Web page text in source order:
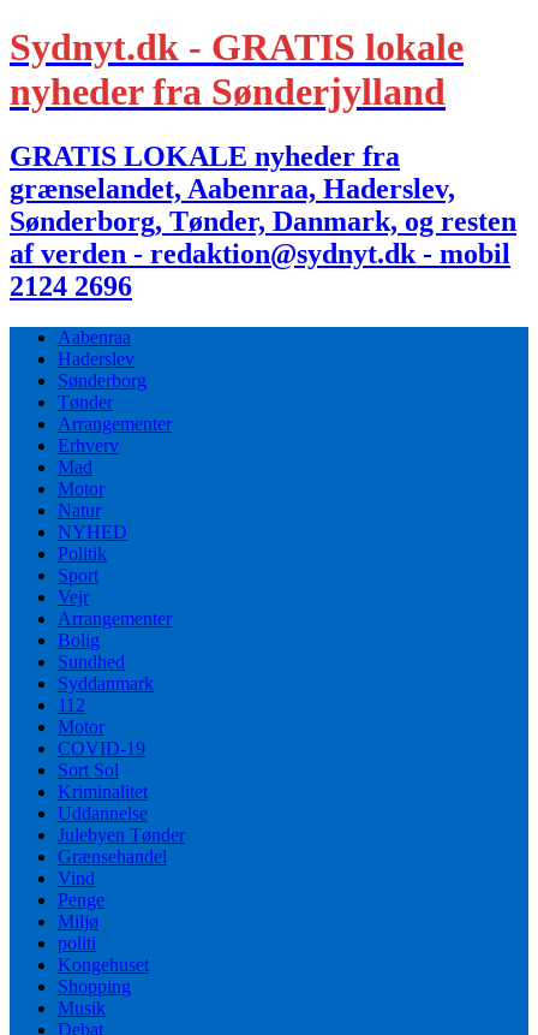
Sydnyt.dk - GRATIS lokale
nyheder fra Sønderjylland
GRATIS LOKALE nyheder fra
grænselandet, Aabenraa, Haderslev,
Sønderborg, Tønder, Danmark, og resten
af verden - redaktion@sydnyt.dk - mobil
2124 2696
Aabenraa
Haderslev
Sønderborg
Tønder
Arrangementer
Erhverv
Mad
Motor
Natur
NYHED
Politik
Sport
Vejr
Arrangementer
Bolig
Sundhed
Syddanmark
112
Motor
COVID-19
Sort Sol
Kriminalitet
Uddannelse
Julebyen Tønder
Grænsehandel
Vind
Penge
Miljø
politi
Kongehuset
Shopping
Musik
Debat